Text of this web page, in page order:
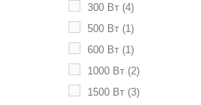
300 Вт (4)
500 Вт (1)
600 Вт (1)
1000 Вт (2)
1500 Вт (3)